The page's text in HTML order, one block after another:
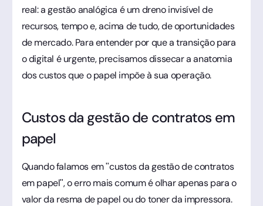
real: a gestão analógica é um dreno invisível de
recursos, tempo e, acima de tudo, de oportunidades
de mercado. Para entender por que a transição para
o digital é urgente, precisamos dissecar a anatomia
dos custos que o papel impõe à sua operação.
Custos da gestão de contratos em
papel
Quando falamos em "custos da gestão de contratos
em papel", o erro mais comum é olhar apenas para o
valor da resma de papel ou do toner da impressora.